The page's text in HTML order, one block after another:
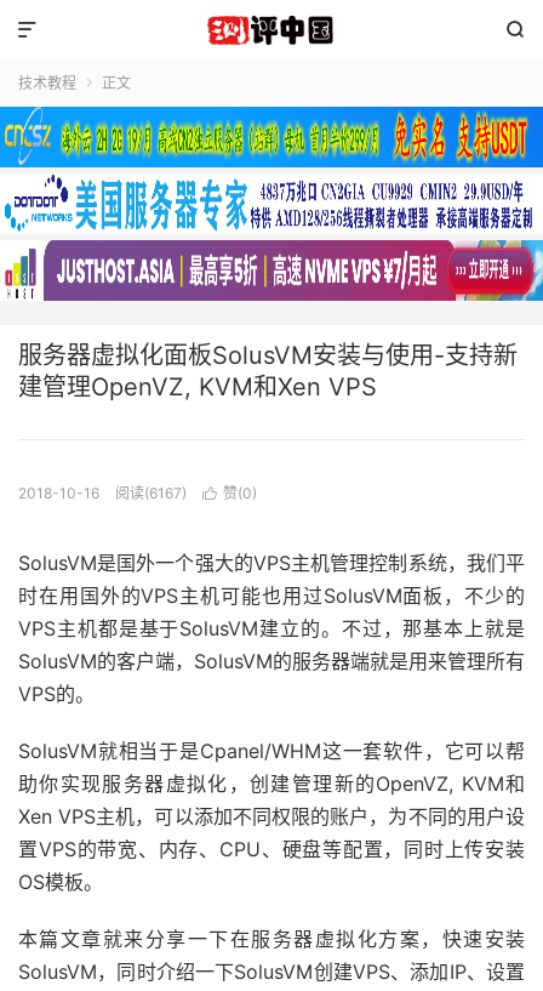


技术教程  正文
服务器虚拟化面板SolusVM安装与使用-支持新
建管理OpenVZ, KVM和Xen VPS
2018-10-16 阅读(6167)  赞(0)
SolusVM是国外一个强大的VPS主机管理控制系统，我们平
时在用国外的VPS主机可能也用过SolusVM面板，不少的
VPS主机都是基于SolusVM建立的。不过，那基本上就是
SolusVM的客户端，SolusVM的服务器端就是用来管理所有
VPS的。
SolusVM就相当于是Cpanel/WHM这一套软件，它可以帮
助你实现服务器虚拟化，创建管理新的OpenVZ, KVM和
Xen VPS主机，可以添加不同权限的账户，为不同的用户设
置VPS的带宽、内存、CPU、硬盘等配置，同时上传安装
OS模板。
本篇文章就来分享一下在服务器虚拟化方案，快速安装
SolusVM，同时介绍一下SolusVM创建VPS、添加IP、设置